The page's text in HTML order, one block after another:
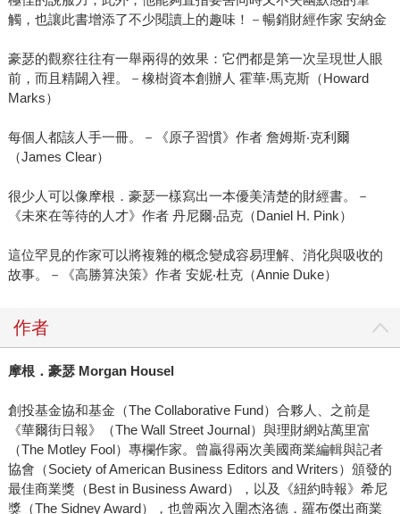
觸，也讓此書增添了不少閱讀上的趣味！－暢銷財經作家 安納金
豪瑟的觀察往往有一舉兩得的效果：它們都是第一次呈現世人眼
前，而且精闢入裡。－橡樹資本創辦人 霍華‧馬克斯（Howard
Marks）
每個人都該人手一冊。－《原子習慣》作者 詹姆斯‧克利爾
（James Clear）
很少人可以像摩根．豪瑟一樣寫出一本優美清楚的財經書。－
《未來在等待的人才》作者 丹尼爾‧品克（Daniel H. Pink）
這位罕見的作家可以將複雜的概念變成容易理解、消化與吸收的
故事。－《高勝算決策》作者 安妮‧杜克（Annie Duke）
作者
摩根．豪瑟Morgan Housel
創投基金協和基金（The Collaborative Fund）合夥人、之前是
《華爾街日報》（The Wall Street Journal）與理財網站萬里富
（The Motley Fool）專欄作家。曾贏得兩次美國商業編輯與記者
協會（Society of American Business Editors and Writers）頒發的
最佳商業獎（Best in Business Award），以及《紐約時報》希尼
獎（The Sidney Award），也曾兩次入圍杰洛德．羅布傑出商業